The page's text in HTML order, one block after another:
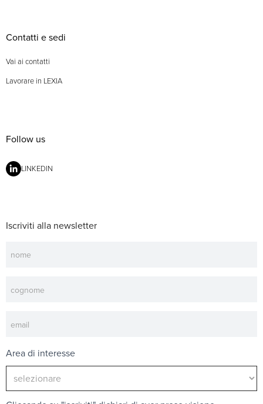
Contatti e sedi
Vai ai contatti
Lavorare in LEXIA
Follow us
LINKEDIN
Iscriviti alla newsletter
Area di interesse